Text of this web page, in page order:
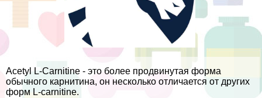
Acetyl L-Carnitine - это более продвинутая форма
обычного карнитина, он несколько отличается от других
форм L-сarnitine.